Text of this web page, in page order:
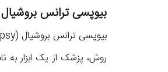
بیوپسی ترانس بروشیال